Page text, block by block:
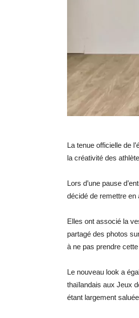
La tenue officielle de
la créativité des
Lors d’une pause
décidé de remettre
Elles ont associé la
partagé des photos
à ne pas prendre
Le nouveau look a
thaïlandais aux Jeux
étant largement